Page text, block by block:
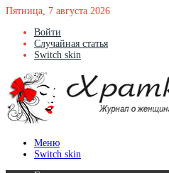
Пятница, 7 августа 2026
Войти
Случайная статья
Switch skin
Меню
Switch skin